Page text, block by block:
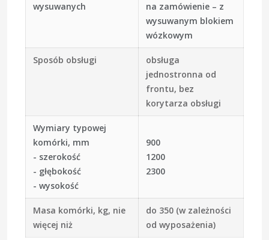
wysuwanych
na zamówienie – z
wysuwanym blokiem
wózkowym
Sposób obsługi
obsługa
jednostronna od
frontu, bez
korytarza obsługi
Wymiary typowej
komórki, mm
- szerokość
- głębokość
- wysokość
900
1200
2300
Masa komórki, kg, nie
więcej niż
do 350 (w zależności
od wyposażenia)